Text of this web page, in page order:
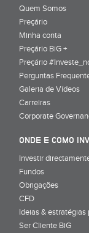
Quem Somos
Preçário
Minha conta
Preçário BiG +
Preçário
Perguntas
Galeria de Vídeos
Carreiras
Corporate
ONDE E COMO
Investir
Fundos
Obrigações
CFD
Ideias & estratégias
Ser Cliente BiG